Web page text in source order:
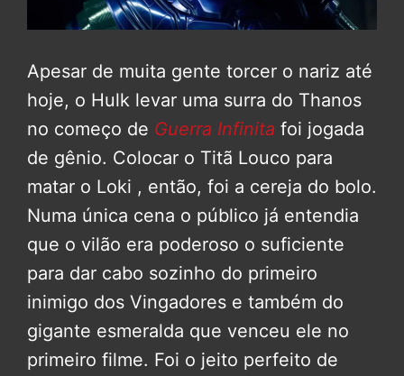
Apesar de muita gente torcer o nariz até
hoje, o Hulk levar uma surra do Thanos
no começo de Guerra Infinita foi jogada
de gênio. Colocar o Titã Louco para
matar o Loki , então, foi a cereja do bolo.
Numa única cena o público já entendia
que o vilão era poderoso o suficiente
para dar cabo sozinho do primeiro
inimigo dos Vingadores e também do
gigante esmeralda que venceu ele no
primeiro filme. Foi o jeito perfeito de